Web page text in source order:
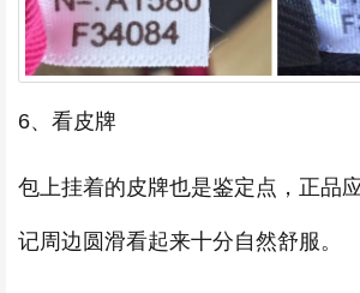
6、看皮牌
包上挂着的皮牌也是鉴定点，正品
记周边圆滑看起来十分自然舒服。